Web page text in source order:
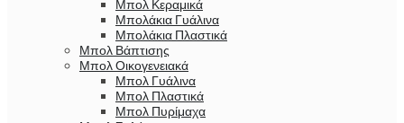
Μπολ Κεραμικά
Μπολάκια Γυάλινα
Μπολάκια Πλαστικά
Μπολ Βάπτισης
Μπολ Οικογενειακά
Μπολ Γυάλινα
Μπολ Πλαστικά
Μπολ Πυρίμαχα